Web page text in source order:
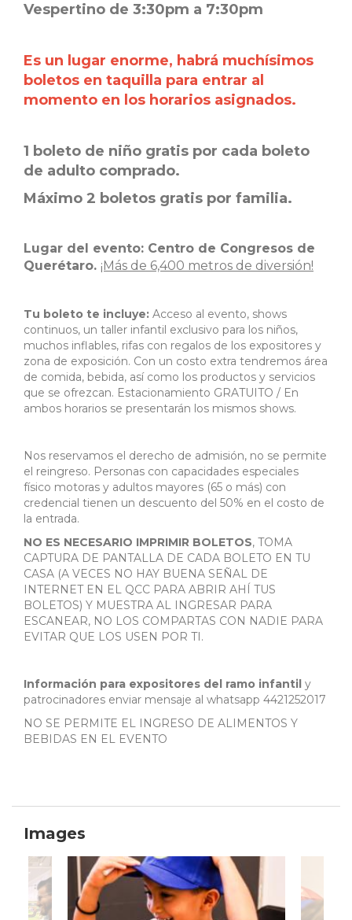
Vespertino de 3:30pm a 7:30pm
Es un lugar enorme, habrá muchísimos
boletos en taquilla para entrar al
momento en los horarios asignados.
1 boleto de niño gratis por cada boleto
de adulto comprado.
Máximo 2 boletos gratis por familia.
Lugar del evento: Centro de Congresos de
Querétaro. ¡Más de 6,400 metros de diversión!
Tu boleto te incluye: Acceso al evento, shows
continuos, un taller infantil exclusivo para los niños,
muchos inflables, rifas con regalos de los expositores y
zona de exposición. Con un costo extra tendremos área
de comida, bebida, así como los productos y servicios
que se ofrezcan. Estacionamiento GRATUITO / En
ambos horarios se presentarán los mismos shows.
Nos reservamos el derecho de admisión, no se permite
el reingreso. Personas con capacidades especiales
físico motoras y adultos mayores (65 o más) con
credencial tienen un descuento del 50% en el costo de
la entrada.
NO ES NECESARIO IMPRIMIR BOLETOS, TOMA
CAPTURA DE PANTALLA DE CADA BOLETO EN TU
CASA (A VECES NO HAY BUENA SEÑAL DE
INTERNET EN EL QCC PARA ABRIR AHÍ TUS
BOLETOS) Y MUESTRA AL INGRESAR PARA
ESCANEAR, NO LOS COMPARTAS CON NADIE PARA
EVITAR QUE LOS USEN POR TI.
Información para expositores del ramo infantil y
patrocinadores enviar mensaje al whatsapp 4421252017
NO SE PERMITE EL INGRESO DE ALIMENTOS Y
BEBIDAS EN EL EVENTO
Images